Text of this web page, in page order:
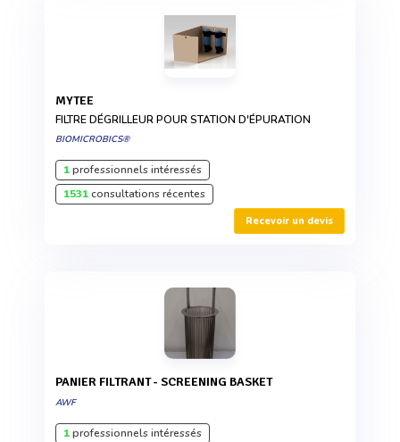
MYTEE
FILTRE DÉGRILLEUR POUR STATION D'ÉPURATION
BIOMICROBICS®
1professionnels intéressés
1531consultations récentes
Recevoir un devis
PANIER FILTRANT - SCREENING BASKET
AWF
1professionnels intéressés